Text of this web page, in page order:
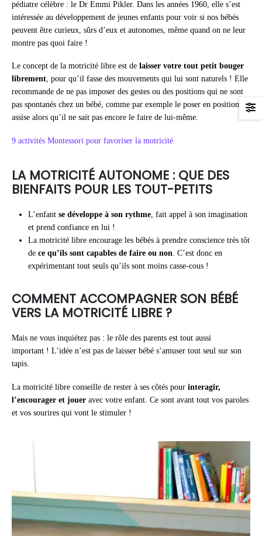
pédiatre célèbre : le Dr Emmi Pikler. Dans les années 1960, elle s’est
intéressée au développement de jeunes enfants pour voir si nos bébés
peuvent être curieux, sûrs d’eux et autonomes, même quand on ne leur
montre pas quoi faire !
Le concept de la motricité libre est de laisser votre tout petit bouger
librement, pour qu’il fasse des mouvements qui lui sont naturels ! Elle
recommande de ne pas imposer des gestes ou des positions qui ne sont
pas spontanés chez un bébé, comme par exemple le poser en position
assise alors qu’il ne sait pas encore le faire de lui-même.
9 activités Montessori pour favoriser la motricité
LA MOTRICITÉ AUTONOME : QUE DES
BIENFAITS POUR LES TOUT-PETITS
L’enfant se développe à son rythme, fait appel à son imagination
et prend confiance en lui !
La motricité libre encourage les bébés à prendre conscience très tôt
de ce qu’ils sont capables de faire ou non. C’est donc en
expérimentant tout seuls qu’ils sont moins casse-cous !
COMMENT ACCOMPAGNER SON BÉBÉ
VERS LA MOTRICITÉ LIBRE ?
Mais ne vous inquiétez pas : le rôle des parents est tout aussi
important ! L’idée n’est pas de laisser bébé s’amuser tout seul sur son
tapis.
La motricité libre conseille de rester à ses côtés pour interagir,
l’encourager et jouer avec votre enfant. Ce sont avant tout vos paroles
et vos sourires qui vont le stimuler !